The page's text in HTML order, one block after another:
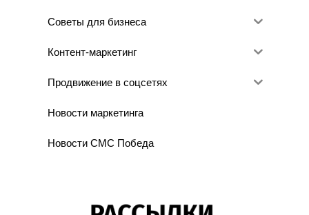
Советы для бизнеса
Контент-маркетинг
Продвижение в соцсетях
Новости маркетинга
Новости СМС Победа